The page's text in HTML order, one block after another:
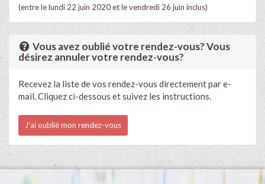
(entre le lundi 22 juin 2020 et le vendredi 26 juin inclus)
Vous avez oublié votre rendez-vous? Vous
désirez annuler votre rendez-vous?
Recevez la liste de vos rendez-vous directement par e-
mail. Cliquez ci-dessous et suivez les instructions.
J'ai oublié mon rendez-vous